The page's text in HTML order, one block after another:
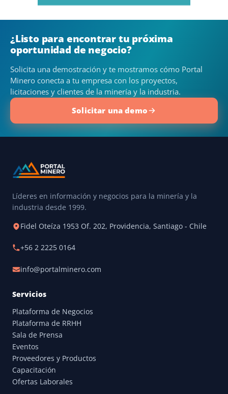
¿Listo para encontrar tu próxima
oportunidad de negocio?
Solicita una demostración y te mostramos cómo Portal
Minero conecta a tu empresa con los proyectos,
licitaciones y clientes de la minería y la industria.
Solicitar una demo
Líderes en información y negocios para la minería y la
industria desde 1999.
Fidel Oteíza 1953 Of. 202, Providencia, Santiago - Chile
+56 2 2225 0164
info@portalminero.com
Servicios
Plataforma de Negocios
Plataforma de RRHH
Sala de Prensa
Eventos
Proveedores y Productos
Capacitación
Ofertas Laborales